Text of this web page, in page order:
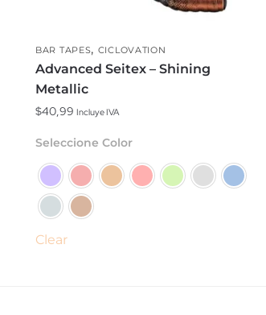
BAR TAPES, CICLOVATION
Advanced Seitex – Shining
Metallic
$40,99 Incluye IVA
Este
producto
tiene
múltiples
variantes.
Las
Seleccione Color
Clear